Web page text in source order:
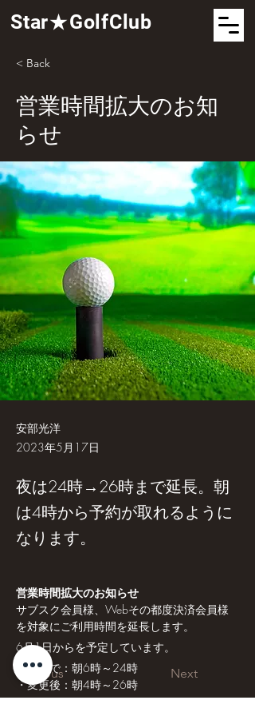
Star★GolfClub
< Back
営業時間拡大のお知
らせ
安部光洋
2023年5月17日
夜は24時→26時まで延長。朝
は4時から予約が取れるように
なります。
Previous Next
営業時間拡大のお知らせ
サブスク会員様、Webその都度決済会員様
を対象にご利用時間を延長します。
6月1日からを予定しています。
・今まで：朝6時～24時
・変更後：朝4時～26時